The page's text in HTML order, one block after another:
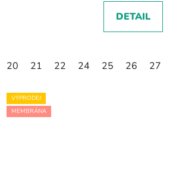
DETAIL
20 21 22 24 25 26 27
VÝPRODEJ
MEMBRÁNA